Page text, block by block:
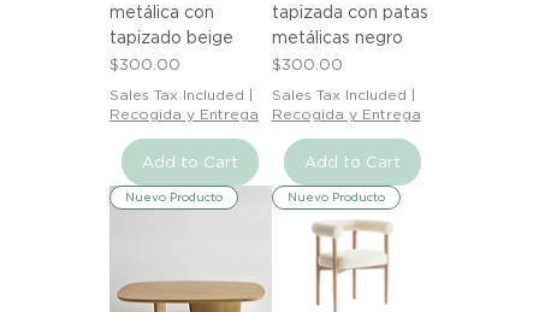
metálica con
tapizado beige
Price
$300.00
Sales Tax Included |
Recogida y Entrega
Add to Cart
tapizada con patas
metálicas negro
Price
$300.00
Sales Tax Included |
Recogida y Entrega
Add to Cart
Nuevo Producto Nuevo Producto